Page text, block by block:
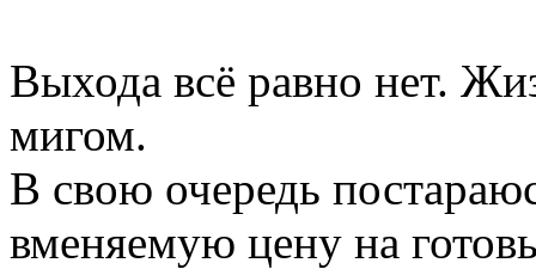
Выхода всё равно нет.
мигом.
В свою очередь
вменяемую цену на